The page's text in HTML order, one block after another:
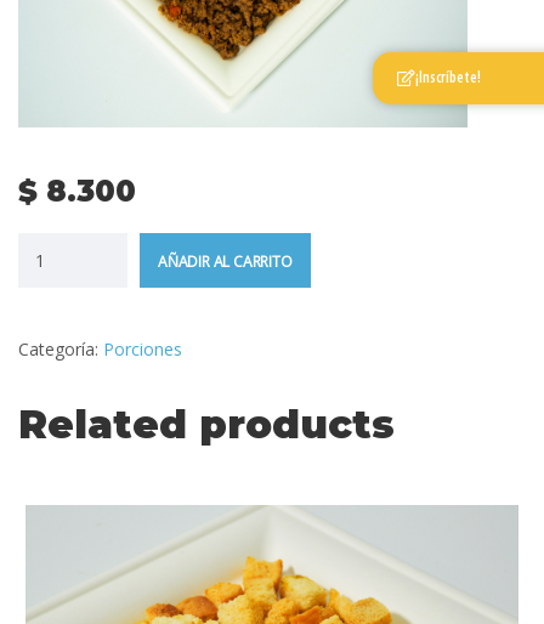
$ 8.300
AÑADIR AL CARRITO
Categoría: Porciones
Related products
¡Inscríbete!